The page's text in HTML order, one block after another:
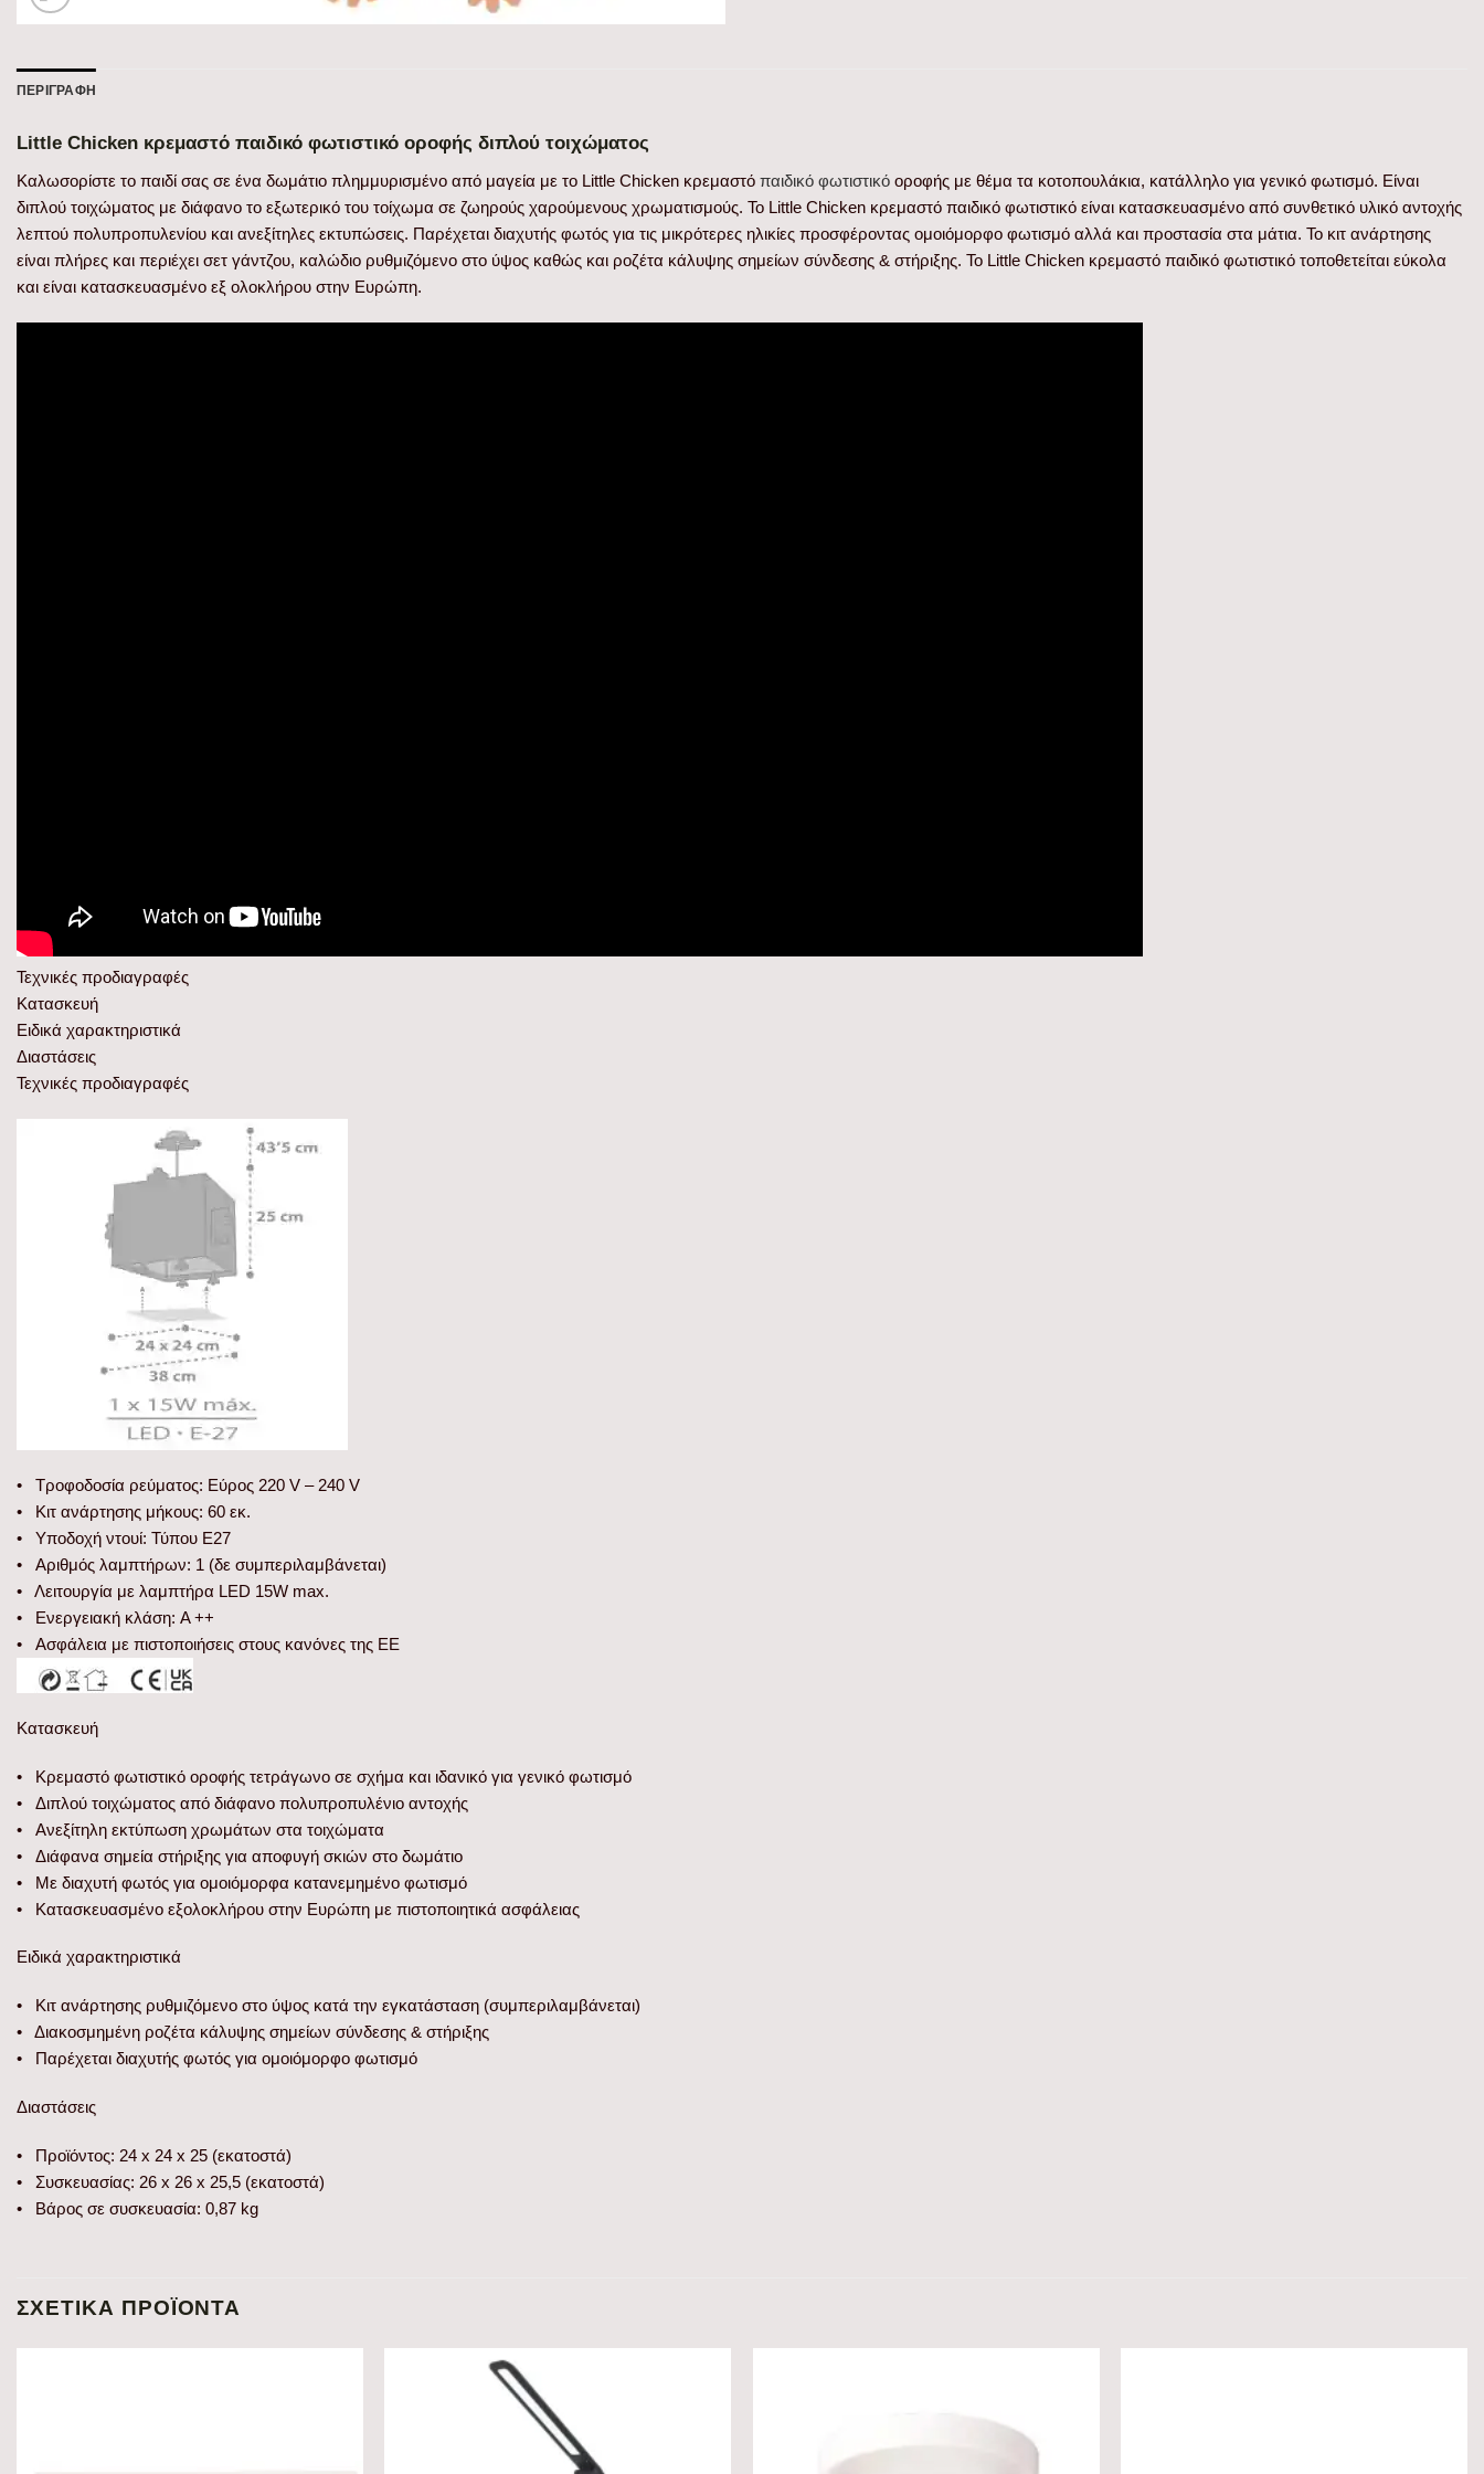
ΠΕΡΙΓΡΑΦΉ
Little Chicken κρεμαστό παιδικό φωτιστικό οροφής διπλού τοιχώματος
Καλωσορίστε το παιδί σας σε ένα δωμάτιο πλημμυρισμένο από μαγεία με το Little Chicken κρεμαστό παιδικό φωτιστικό οροφής με θέμα τα κοτοπουλάκια, κατάλληλο για γενικό φωτισμό. Είναι
διπλού τοιχώματος με διάφανο το εξωτερικό του τοίχωμα σε ζωηρούς χαρούμενους χρωματισμούς. Το Little Chicken κρεμαστό παιδικό φωτιστικό είναι κατασκευασμένο από συνθετικό υλικό αντοχής
λεπτού πολυπροπυλενίου και ανεξίτηλες εκτυπώσεις. Παρέχεται διαχυτής φωτός για τις μικρότερες ηλικίες προσφέροντας ομοιόμορφο φωτισμό αλλά και προστασία στα μάτια. Το κιτ ανάρτησης
είναι πλήρες και περιέχει σετ γάντζου, καλώδιο ρυθμιζόμενο στο ύψος καθώς και ροζέτα κάλυψης σημείων σύνδεσης & στήριξης. Το Little Chicken κρεμαστό παιδικό φωτιστικό τοποθετείται εύκολα
και είναι κατασκευασμένο εξ ολοκλήρου στην Ευρώπη.
Τεχνικές προδιαγραφές
Κατασκευή
Ειδικά χαρακτηριστικά
Διαστάσεις
Τεχνικές προδιαγραφές
• Τροφοδοσία ρεύματος: Εύρος 220 V – 240 V
• Κιτ ανάρτησης μήκους: 60 εκ.
• Υποδοχή ντουί: Τύπου E27
• Αριθμός λαμπτήρων: 1 (δε συμπεριλαμβάνεται)
• Λειτουργία με λαμπτήρα LED 15W max.
• Ενεργειακή κλάση: A ++
• Ασφάλεια με πιστοποιήσεις στους κανόνες της ΕΕ
Κατασκευή
• Κρεμαστό φωτιστικό οροφής τετράγωνο σε σχήμα και ιδανικό για γενικό φωτισμό
• Διπλού τοιχώματος από διάφανο πολυπροπυλένιο αντοχής
• Ανεξίτηλη εκτύπωση χρωμάτων στα τοιχώματα
• Διάφανα σημεία στήριξης για αποφυγή σκιών στο δωμάτιο
• Με διαχυτή φωτός για ομοιόμορφα κατανεμημένο φωτισμό
• Κατασκευασμένο εξολοκλήρου στην Ευρώπη με πιστοποιητικά ασφάλειας
Ειδικά χαρακτηριστικά
• Κιτ ανάρτησης ρυθμιζόμενο στο ύψος κατά την εγκατάσταση (συμπεριλαμβάνεται)
• Διακοσμημένη ροζέτα κάλυψης σημείων σύνδεσης & στήριξης
• Παρέχεται διαχυτής φωτός για ομοιόμορφο φωτισμό
Διαστάσεις
• Προϊόντος: 24 x 24 x 25 (εκατοστά)
• Συσκευασίας: 26 x 26 x 25,5 (εκατοστά)
• Βάρος σε συσκευασία: 0,87 kg
ΣΧΕΤΙΚΆ ΠΡΟΪΌΝΤΑ